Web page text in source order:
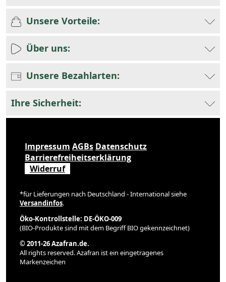
Unsere Vorteile:
Über uns:
Unsere Bezahlarten:
Ihre Sicherheit:
Impressum AGBs Datenschutz
Barrierefreiheitserklärung
Widerruf
*für Lieferungen nach Deutschland - International siehe
Versandinfos.
Öko-Kontrollstelle: DE-ÖKO-009
(BIO-Produkte sind mit dem Begriff BIO gekennzeichnet)
© 2011-26 Azafran.de.
All rights reserved. Azafran ist ein eingetragenes
Markenzeichen